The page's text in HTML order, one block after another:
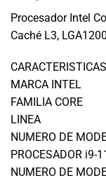
Procesador Intel
Caché L3,
MARCA INTEL
FAMILIA CORE
LINEA
NUMERO DE
PROCESADOR i9-
NUMERO DE